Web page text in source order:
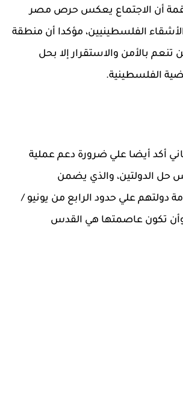
أن الاجتماع يعكس حرص مصر
الفلسطينيين، مؤكدا أن منطقة
بالأمن والاستقرار إلا بحل
الفلسطينية.
أكد أيضا علي ضرورة دعم عملية
حل الدولتين، والذي يضمن
دولتهم علي حدود الرابع من يونيو /
عام ١٩٦٧، وأن تكون عاصمتها هي القدس